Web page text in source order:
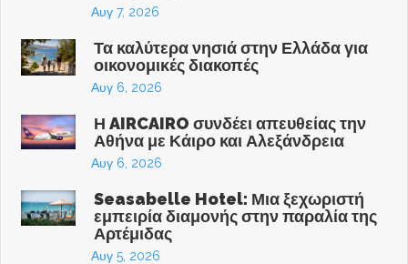
Αυγ 7, 2026
Τα καλύτερα νησιά στην Ελλάδα για
οικονομικές διακοπές
Αυγ 6, 2026
Η AIRCAIRO συνδέει απευθείας την
Αθήνα με Κάιρο και Αλεξάνδρεια
Αυγ 6, 2026
Seasabelle Hotel: Μια ξεχωριστή
εμπειρία διαμονής στην παραλία της
Αρτέμιδας
Αυγ 5, 2026